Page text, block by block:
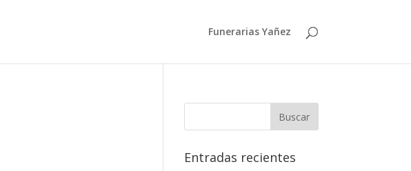
Funerarias Yañez
Entradas recientes